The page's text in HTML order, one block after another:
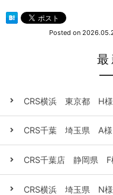
Posted on
CRS横浜 東京都 H様
CRS千葉 埼玉県 A様
CRS千葉店 静岡県 F
CRS横浜 埼玉県 N様